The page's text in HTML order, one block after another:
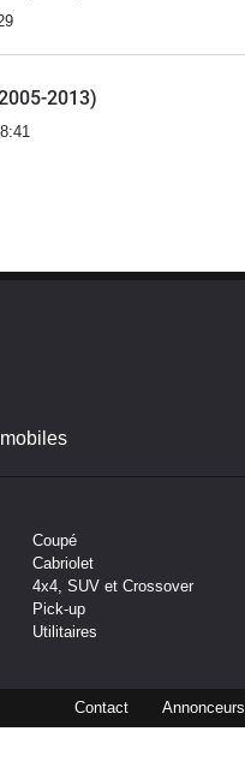
2013)
Coupé
Cabriolet
4x4, SUV et Crossover
Pick-up
Utilitaires
Contact Annonceurs